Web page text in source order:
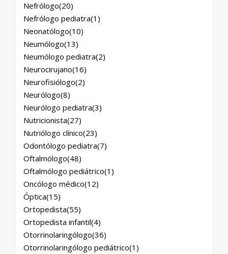
Nefrólogo(20)
Nefrólogo pediatra(1)
Neonatólogo(10)
Neumólogo(13)
Neumólogo pediatra(2)
Neurocirujano(16)
Neurofisiólogo(2)
Neurólogo(8)
Neurólogo pediatra(3)
Nutricionista(27)
Nutriólogo clínico(23)
Odontólogo pediatra(7)
Oftalmólogo(48)
Oftalmólogo pediátrico(1)
Oncólogo médico(12)
Óptica(15)
Ortopedista(55)
Ortopedista infantil(4)
Otorrinolaringólogo(36)
Otorrinolaringólogo pediátrico(1)